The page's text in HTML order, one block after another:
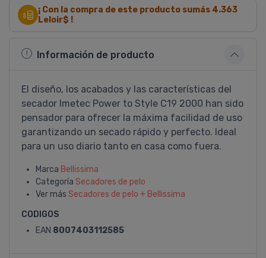
¡ Con la compra de este producto sumás 4.363
Leloir$ !
Información de producto
El diseño, los acabados y las características del
secador Imetec Power to Style C19 2000 han sido
pensador para ofrecer la máxima facilidad de uso
garantizando un secado rápido y perfecto. Ideal
para un uso diario tanto en casa como fuera.
Marca Bellissima
Categoría Secadores de pelo
Ver más Secadores de pelo + Bellissima
CODIGOS
EAN 8007403112585